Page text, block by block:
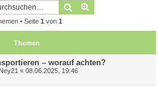
Suche
• Seite 1 von 1
Themen
– worauf achten?
« 08.06.2025, 19:46